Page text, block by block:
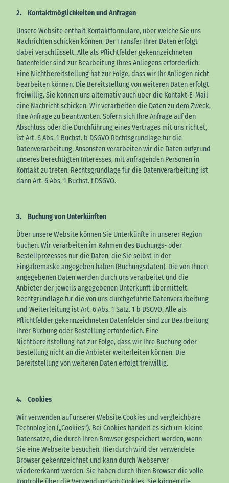
2. Kontaktmöglichkeiten und Anfragen
Unsere Website enthält Kontaktformulare, über welche Sie uns
Nachrichten schicken können. Der Transfer Ihrer Daten erfolgt
dabei verschlüsselt. Alle als Pflichtfelder gekennzeichneten
Datenfelder sind zur Bearbeitung Ihres Anliegens erforderlich.
Eine Nichtbereitstellung hat zur Folge, dass wir Ihr Anliegen nicht
bearbeiten können. Die Bereitstellung von weiteren Daten erfolgt
freiwillig. Sie können uns alternativ auch über die Kontakt-E-Mail
eine Nachricht schicken. Wir verarbeiten die Daten zu dem Zweck,
Ihre Anfrage zu beantworten. Sofern sich Ihre Anfrage auf den
Abschluss oder die Durchführung eines Vertrages mit uns richtet,
ist Art. 6 Abs. 1 Buchst. b DSGVO Rechtsgrundlage für die
Datenverarbeitung. Ansonsten verarbeiten wir die Daten aufgrund
unseres berechtigten Interesses, mit anfragenden Personen in
Kontakt zu treten. Rechtsgrundlage für die Datenverarbeitung ist
dann Art. 6 Abs. 1 Buchst. f DSGVO.
3. Buchung von Unterkünften
Über unsere Website können Sie Unterkünfte in unserer Region
buchen. Wir verarbeiten im Rahmen des Buchungs- oder
Bestellprozesses nur die Daten, die Sie selbst in der
Eingabemaske angegeben haben (Buchungsdaten). Die von Ihnen
angegebenen Daten werden durch uns verarbeitet und die
Anbieter der jeweils angegebenen Unterkunft übermittelt.
Rechtgrundlage für die von uns durchgeführte Datenverarbeitung
und Weiterleitung ist Art. 6 Abs. 1 Satz. 1 b DSGVO. Alle als
Pflichtfelder gekennzeichneten Datenfelder sind zur Bearbeitung
Ihrer Buchung oder Bestellung erforderlich. Eine
Nichtbereitstellung hat zur Folge, dass wir Ihre Buchung oder
Bestellung nicht an die Anbieter weiterleiten können. Die
Bereitstellung von weiteren Daten erfolgt freiwillig.
4. Cookies
Wir verwenden auf unserer Website Cookies und vergleichbare
Technologien („Cookies“). Bei Cookies handelt es sich um kleine
Datensätze, die durch Ihren Browser gespeichert werden, wenn
Sie eine Webseite besuchen. Hierdurch wird der verwendete
Browser gekennzeichnet und kann durch Webserver
wiedererkannt werden. Sie haben durch Ihren Browser die volle